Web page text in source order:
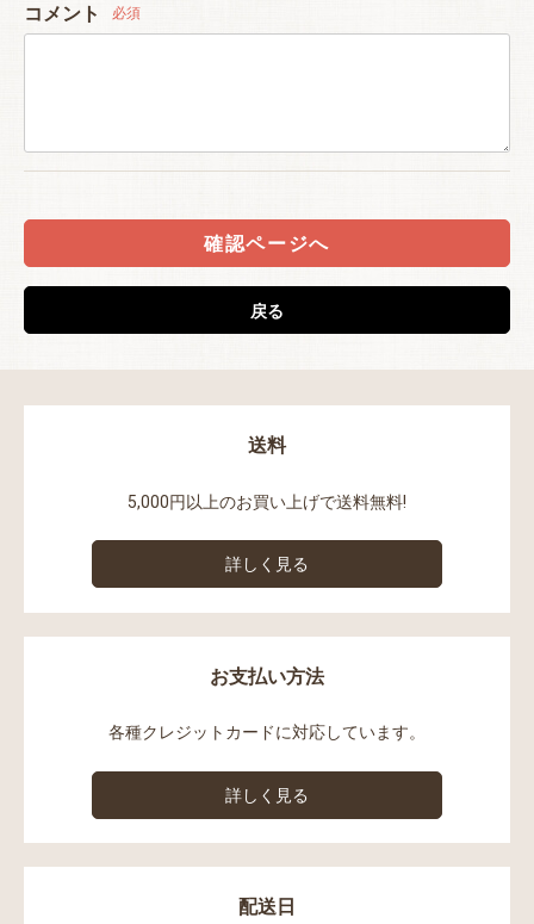
コメント 必須
確認ページへ
戻る
送料
5,000円以上のお買い上げで送料無料!
詳しく見る
お支払い方法
各種クレジットカードに対応しています。
詳しく見る
配送日